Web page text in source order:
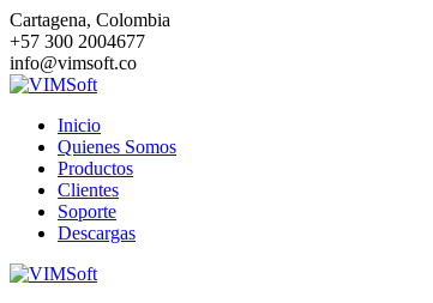
Saltar
al
contenido
Cartagena, Colombia
+57 300 2004677
info@vimsoft.co
Inicio
Quienes Somos
Productos
Clientes
Soporte
Descargas